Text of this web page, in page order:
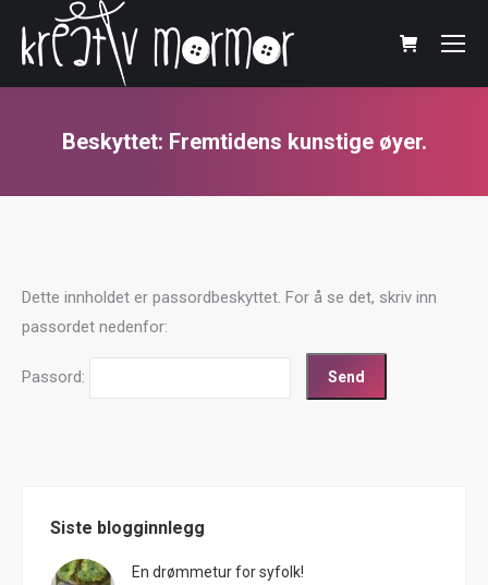
Beskyttet: Fremtidens kunstige øyer.
Dette innholdet er passordbeskyttet. For å se det, skriv inn
passordet nedenfor:
Passord:
Siste blogginnlegg
En drømmetur for syfolk!